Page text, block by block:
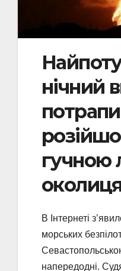
нічний
гучною
В Інтернеті
морських
напередодні.